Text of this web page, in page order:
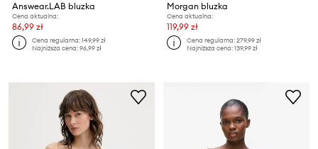
Answear.LAB bluzka
Cena aktualna:
86,99 zł
Cena regularna:149,99 zł
Najniższa cena:96,99 zł
Morgan bluzka
Cena aktualna:
119,99 zł
Cena regularna:279,99 zł
Najniższa cena:139,99 zł